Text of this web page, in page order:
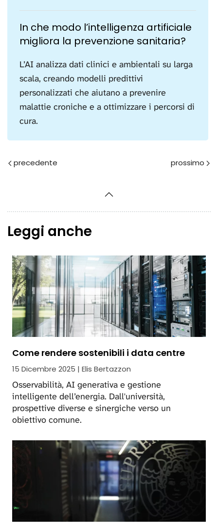
In che modo l’intelligenza artificiale
migliora la prevenzione sanitaria?
L’AI analizza dati clinici e ambientali su larga
scala, creando modelli predittivi
personalizzati che aiutano a prevenire
malattie croniche e a ottimizzare i percorsi di
cura.
Leggi anche
Come rendere sostenibili i data centre
15 Dicembre 2025 | Elis Bertazzon
Osservabilità, AI generativa e gestione
intelligente dell’energia. Dall'università,
prospettive diverse e sinergiche verso un
obiettivo comune.